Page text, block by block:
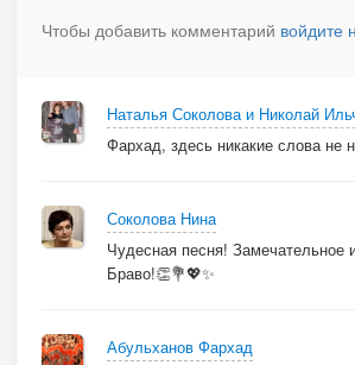
Чтобы добавить комментарий войдите
Наталья Соколова и Николай
Фархад, здесь никакие слова не
Соколова Нина
Чудесная песня! Замечательное
Браво!👏💐💖✨
Абульханов Фархад